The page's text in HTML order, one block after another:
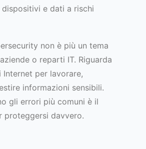
e dati a rischi
non è più un tema
o reparti IT. Riguarda
Internet per lavorare,
informazioni sensibili.
gli errori più comuni è il
proteggersi davvero.